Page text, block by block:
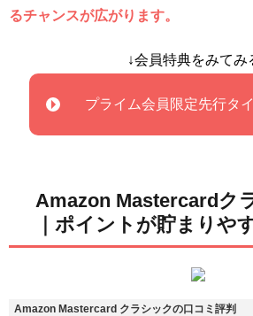
るチャンスが広がります。
↓会員特典をみてみ
プライム会員限定先行タ
Amazon Mastercardク
｜ポイントが貯まりや
Amazon Mastercard クラシックの口コミ評判